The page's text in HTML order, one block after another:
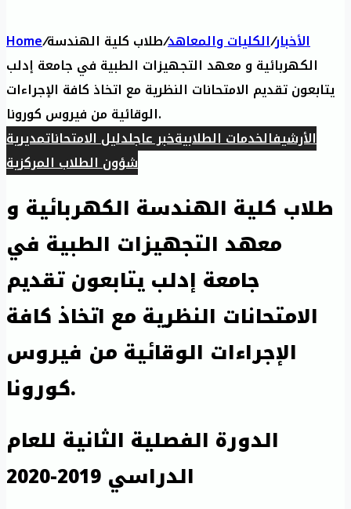
Home/ الأخبار/الكليات والمعاهد/طلاب كلية الهندسة
الكهربائية و معهد التجهيزات الطبية في جامعة إدلب
يتابعون تقديم الامتحانات النظرية مع اتخاذ كافة الإجراءات
الوقائية من فيروس كورونا.
الأرشيفالخدمات الطلابيةخبر عاجلدليل الامتحاناتمديرية
شؤون الطلاب المركزية
طلاب كلية الهندسة الكهربائية و
معهد التجهيزات الطبية في
جامعة إدلب يتابعون تقديم
الامتحانات النظرية مع اتخاذ كافة
الإجراءات الوقائية من فيروس
كورونا.
الدورة الفصلية الثانية للعام
الدراسي 2019-2020